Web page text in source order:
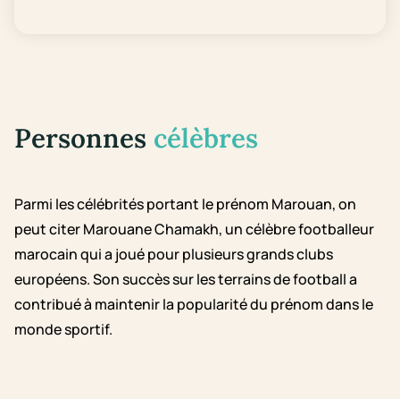
Personnes célèbres
Parmi les célébrités portant le prénom Marouan, on
peut citer Marouane Chamakh, un célèbre footballeur
marocain qui a joué pour plusieurs grands clubs
européens. Son succès sur les terrains de football a
contribué à maintenir la popularité du prénom dans le
monde sportif.